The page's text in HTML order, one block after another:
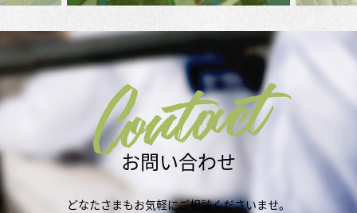
Contact
お問い合わせ
どなたさまもお気軽にご相談くださいませ。